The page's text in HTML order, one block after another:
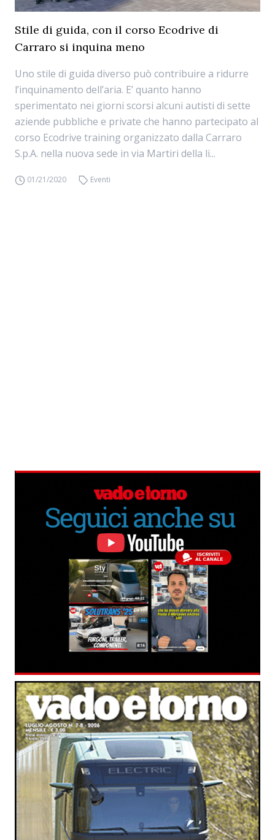
Stile di guida, con il corso Ecodrive di
Carraro si inquina meno
Uno stile di guida diverso può contribuire a ridurre
l’inquinamento dell’aria. E’ quanto hanno
sperimentato nei giorni scorsi alcuni autisti di sette
aziende pubbliche e private che hanno partecipato al
corso Ecodrive training organizzato dalla Carraro
S.p.A. nella nuova sede in via Martiri della li...
01/21/2020 Eventi